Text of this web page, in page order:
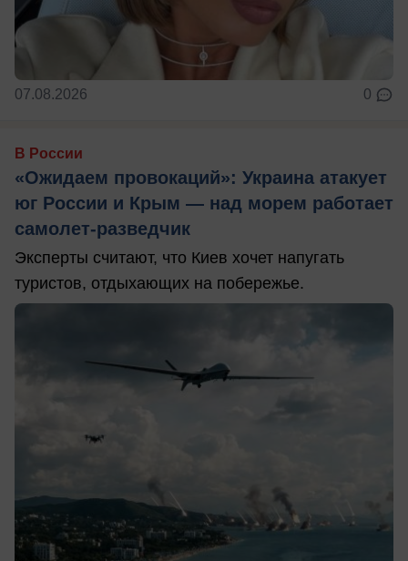
07.08.2026 0
В России
«Ожидаем провокаций»: Украина атакует
юг России и Крым — над морем работает
самолет-разведчик
Эксперты считают, что Киев хочет напугать
туристов, отдыхающих на побережье.